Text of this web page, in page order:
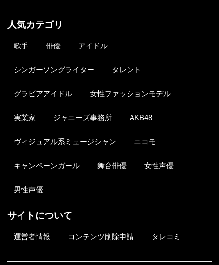
人気カテゴリ
歌手 俳優 アイドル
シンガーソングライター タレント
グラビアアイドル 女性ファッションモデル
実業家 ジャニーズ事務所 AKB48
ヴィジュアル系ミュージシャン ニコモ
キャンペーンガール 舞台俳優 女性声優
男性声優
サイトについて
運営者情報 コンテンツ削除申請 タレコミ